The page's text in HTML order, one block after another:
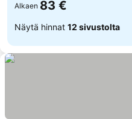
Alkaen 83 €
Näytä hinnat 12 sivustolta